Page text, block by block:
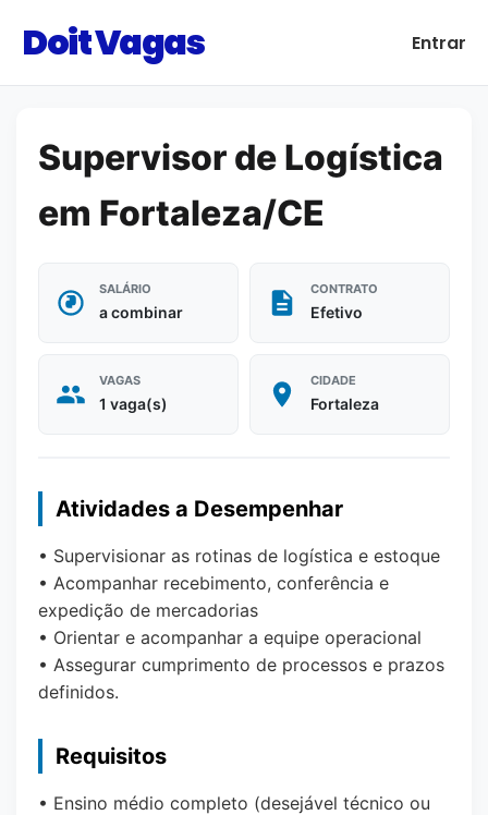
Doit Vagas Entrar
Supervisor de Logística
em Fortaleza/CE
SALÁRIO
a combinar
CONTRATO
Efetivo
VAGAS
1 vaga(s)
CIDADE
Fortaleza
Atividades a Desempenhar
• Supervisionar as rotinas de logística e estoque
• Acompanhar recebimento, conferência e
expedição de mercadorias
• Orientar e acompanhar a equipe operacional
• Assegurar cumprimento de processos e prazos
definidos.
Requisitos
• Ensino médio completo (desejável técnico ou